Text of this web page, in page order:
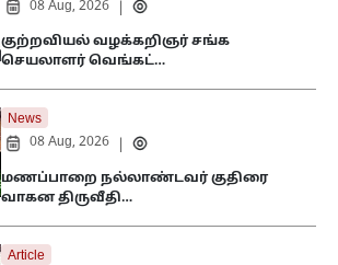
08 Aug, 2026
குற்றவியல் வழக்கறிஞர் சங்க
செயலாளர் வெங்கட்…
News
08 Aug, 2026
மணப்பாறை நல்லாண்டவர் குதிரை
வாகன திருவீதி…
Article